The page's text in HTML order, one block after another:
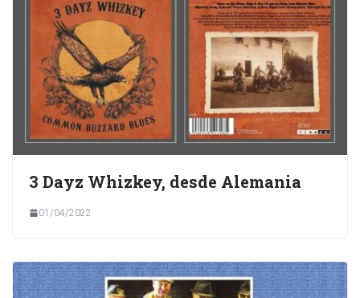
3 Dayz Whizkey, desde Alemania
01/04/2022